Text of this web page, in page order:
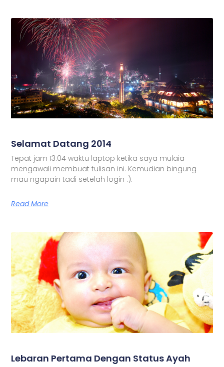
Selamat Datang 2014
Tepat jam 13:04 waktu laptop ketika saya mulaia
mengawali membuat tulisan ini. Kemudian bingung
mau ngapain tadi setelah login :).
Read More
Lebaran Pertama Dengan Status Ayah